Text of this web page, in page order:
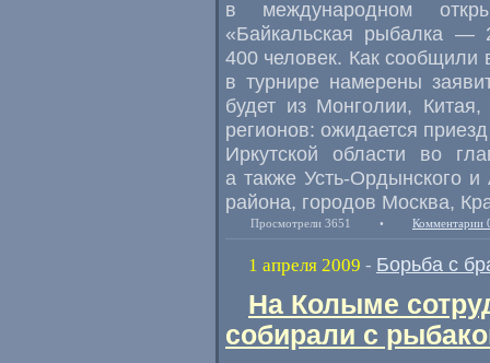
в международном
«Байкальская рыбалка —
400 человек. Как сообщили
в турнире намерены
будет из Монголии,
регионов: ожидается
Иркутской области во
а также Усть-Ордынского и
района, городов Москва,
Просмотрели 3651 • Комментарии
1 апреля 2009 - Борьба с
На Колыме
собирали с